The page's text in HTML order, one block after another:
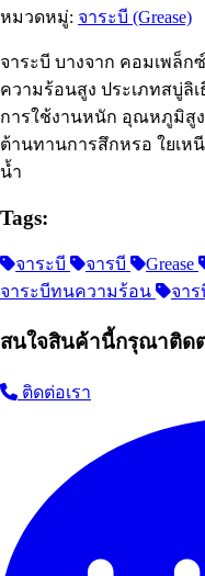
หมวดหมู่: จาระบี (Grease)
จาระบี บางจาก คอมเพล็ก
ความร้อนสูง ประเภทสบู่ลิ
การใช้งานหนัก อุณหภูมิสูง
ต้านทานการสึกหรอ ใยเห
น้ำ
Tags:
จาระบี จารบี Grease
จาระบีทนความร้อน
จา
สนใจสินค้านี้กรุณาติด
ติดต่อเรา